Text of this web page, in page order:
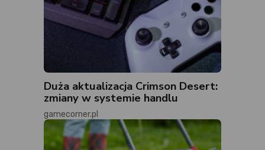
Duża aktualizacja Crimson Desert:
zmiany w systemie handlu
gamecorner.pl